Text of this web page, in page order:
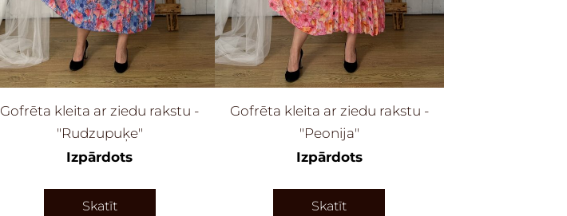
Gofrēta kleita ar ziedu rakstu -
"Rudzupuķe"
Izpārdots
Skatīt
Gofrēta kleita ar ziedu rakstu -
"Peonija"
Izpārdots
Skatīt